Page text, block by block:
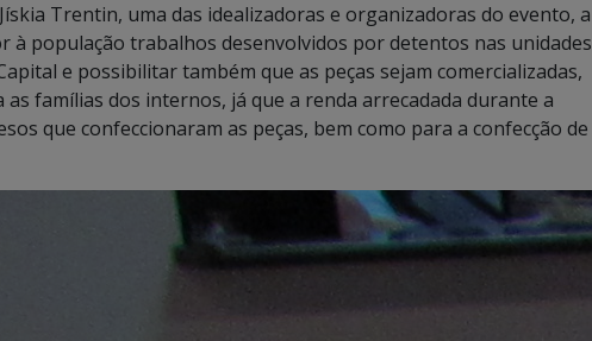
Trentin, uma das idealizadoras e organizadoras do evento, a
à população trabalhos desenvolvidos por detentos nas unidades
e possibilitar também que as peças sejam comercializadas,
famílias dos internos, já que a renda arrecadada durante a
que confeccionaram as peças, bem como para a confecção de